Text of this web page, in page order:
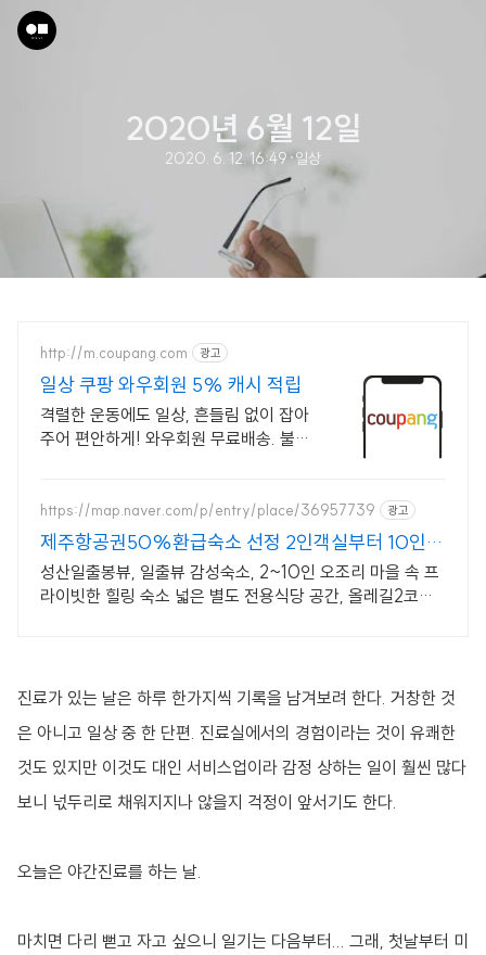
2020년 6월 12일
2020. 6. 12. 16:49 ·일상
http://m.coupang.com 광고
일상 쿠팡 와우회원 5% 캐시 적립
격렬한 운동에도 일상, 흔들림 없이 잡아
주어 편안하게! 와우회원 무료배송. 불안
https://map.naver.com/p/entry/place/36957739 광고
제주항공권50%환급숙소 선정 2인객실부터 10인객
실 구성
성산일출봉뷰, 일출뷰 감성숙소, 2~10인 오조리 마을 속 프
라이빗한 힐링 숙소 넓은 별도 전용식당 공간, 올레길2코스
진료가 있는 날은 하루 한가지씩 기록을 남겨보려 한다. 거창한 것
은 아니고 일상 중 한 단편. 진료실에서의 경험이라는 것이 유쾌한
것도 있지만 이것도 대인 서비스업이라 감정 상하는 일이 훨씬 많다
보니 넋두리로 채워지지나 않을지 걱정이 앞서기도 한다.
오늘은 야간진료를 하는 날.
마치면 다리 뻗고 자고 싶으니 일기는 다음부터... 그래, 첫날부터 미